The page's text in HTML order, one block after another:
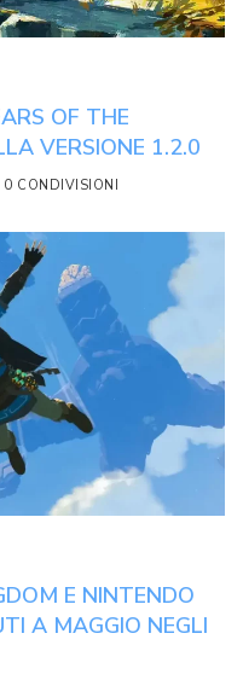
OF THE
VERSIONE 1.2.0
0 CONDIVISIONI
E NINTENDO
A MAGGIO NEGLI